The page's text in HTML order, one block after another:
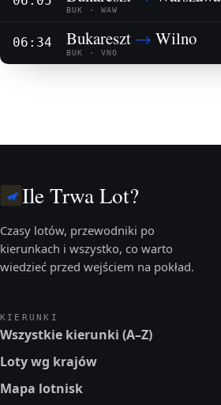
BUK · WAW
06:34 Bukareszt → Wilno
BUK · VNO
Ile Trwa Lot?
Czasy lotów, przewodniki po
kierunkach i wszystko, co warto
wiedzieć przed wejściem na pokład.
KIERUNKI
Wszystkie kierunki (A–Z)
Loty wg krajów
Mapa lotnisk